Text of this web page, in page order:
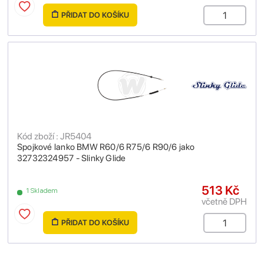
PŘIDAT DO KOŠÍKU
Spojkové lanko BMW R60/6 R75/6 R90/6 jako
32732324957 - Slinky Glide
Kód zboží : JR5404
1 Skladem 513 Kč
včetně DPH
PŘIDAT DO KOŠÍKU